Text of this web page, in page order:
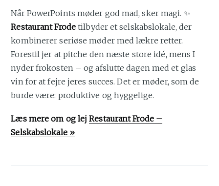
Når PowerPoints møder god mad, sker magi. ✨
Restaurant Frode tilbyder et selskabslokale, der
kombinerer seriøse møder med lækre retter.
Forestil jer at pitche den næste store idé, mens I
nyder frokosten – og afslutte dagen med et glas
vin for at fejre jeres succes. Det er møder, som de
burde være: produktive og hyggelige.
Læs mere om og lejRestaurant Frode –
Selskabslokale »